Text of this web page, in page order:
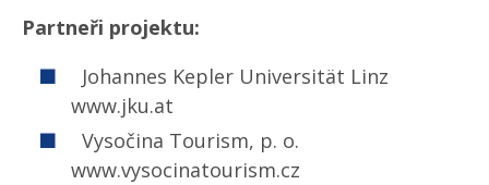
Partneři projektu:
Johannes Kepler Universität Linz
www.jku.at
Vysočina Tourism, p. o.
www.vysocinatourism.cz